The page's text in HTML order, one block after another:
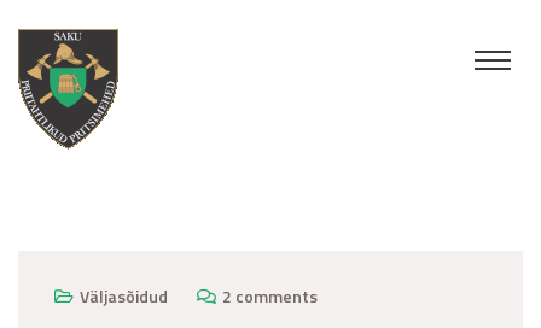
Väljasõidud 2 comments